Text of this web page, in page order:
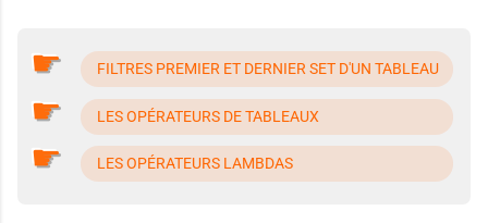
FILTRES PREMIER ET DERNIER SET D'UN TABLEAU
LES OPÉRATEURS DE TABLEAUX
LES OPÉRATEURS LAMBDAS